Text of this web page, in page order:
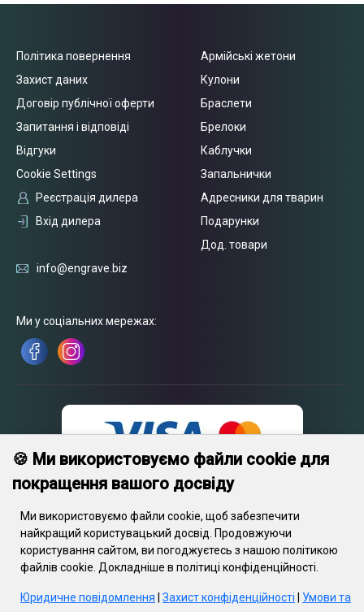
Політика повернення
Захист даних
Договір публічної оферти
Запитання і відповіді
Відгуки
Cookie Settings
Реєстрація дилера
Вхід дилера
Армійські жетони
Кулони
Браслети
Брелоки
Каблучки
Запальнички
Адресники для тварин
Подарунки
Дод. товари
info@engrave.biz
Ми у соціальних мережах:
© 2026 Engrave. Усі права захищені.Текст, зображення, графіка,
відеофайли та їхнє компонування захищені авторським правом
та іншими положеннями про захист інтелектуальної власності.
Дані об’єкти не можуть копіюватися з метою комерційного
🍪 Ми використовуємо файли cookie для
покращення вашого досвіду
Ми використовуємо файли cookie, щоб забезпечити
найкращий користувацький досвід. Продовжуючи
користування сайтом, ви погоджуєтесь з нашою політикою
файлів cookie. Докладніше в політиці конфіденційності.
Юридичне повідомлення Захист конфіденційності
Умови та